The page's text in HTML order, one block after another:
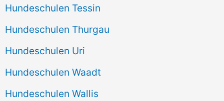
Hundeschulen Tessin
Hundeschulen Thurgau
Hundeschulen Uri
Hundeschulen Waadt
Hundeschulen Wallis